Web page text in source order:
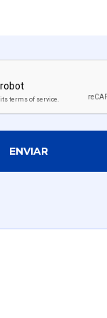
ENVIAR